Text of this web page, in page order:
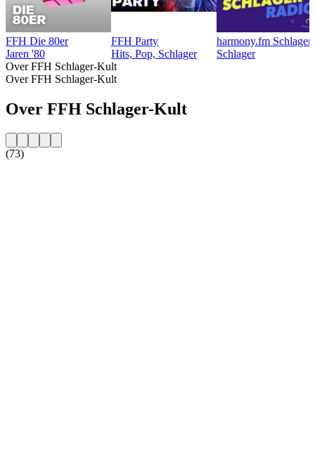
FFH Die 80er
Jaren '80
FFH Party
Hits, Pop, Schlager
harmony.fm
Schlager
Over FFH Schlager-Kult
Over FFH Schlager-Kult
Over FFH Schlager-Kult
(73)